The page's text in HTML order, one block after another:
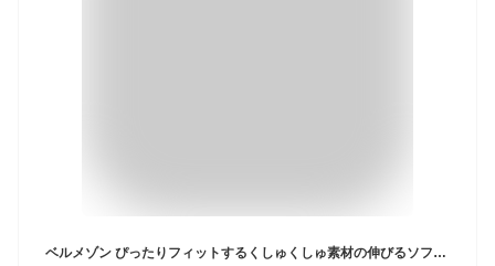
ベルメゾン ぴったりフィットするくしゅくしゅ素材の伸びるソファーカバー ◆ カウチソファー右用(肘掛けあり)／カウチソファー左用(肘掛けあり)◆ ◇ ファブリック ソファカバー カバーリング カバー ソファーカバー sofaカバー 新生活 ◇